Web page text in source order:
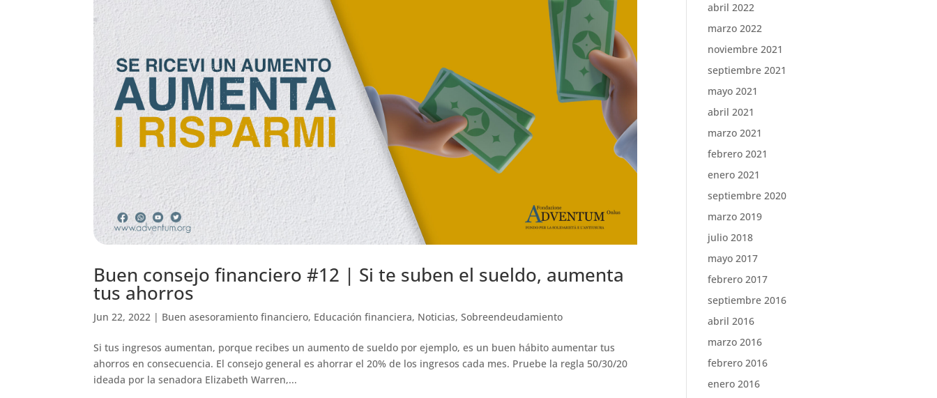
Buen consejo financiero #12 | Si te suben el sueldo, aumenta
tus ahorros
Jun 22, 2022 | Buen asesoramiento financiero, Educación financiera, Noticias,Sobreendeudamiento
Si tus ingresos aumentan, porque recibes un aumento de sueldo por ejemplo, es un buen hábito aumentar tus
ahorros en consecuencia. El consejo general es ahorrar el 20% de los ingresos cada mes. Pruebe la regla 50/30/20
ideada por la senadora Elizabeth Warren,...
abril 2022
marzo 2022
noviembre 2021
septiembre 2021
mayo 2021
abril 2021
marzo 2021
febrero 2021
enero 2021
septiembre 2020
marzo 2019
julio 2018
mayo 2017
febrero 2017
septiembre 2016
abril 2016
marzo 2016
febrero 2016
enero 2016